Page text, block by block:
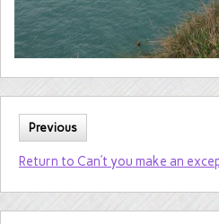
Previous
Return to Can’t you make an